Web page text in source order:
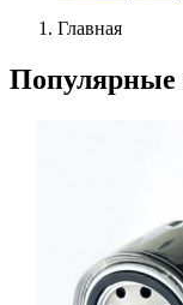
Главная
Популярные